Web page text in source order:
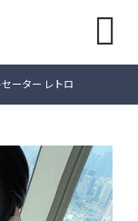

ーター レトロ